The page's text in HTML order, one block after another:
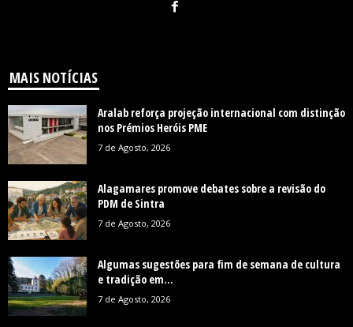
MAIS NOTÍCIAS
Aralab reforça projeção internacional com distinção
nos Prémios Heróis PME
7 de Agosto, 2026
Alagamares promove debates sobre a revisão do
PDM de Sintra
7 de Agosto, 2026
Algumas sugestões para fim de semana de cultura
e tradição em...
7 de Agosto, 2026